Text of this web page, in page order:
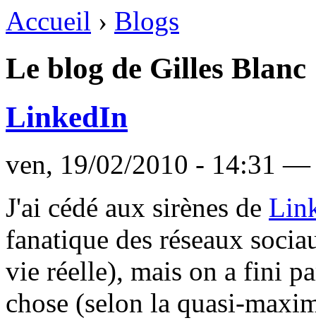
Accueil › Blogs
Le blog de Gilles Blanc
LinkedIn
ven, 19/02/2010 - 14:31
J'ai cédé aux sirènes de
fanatique des réseaux
vie réelle), mais on a fini
chose (selon la quasi-